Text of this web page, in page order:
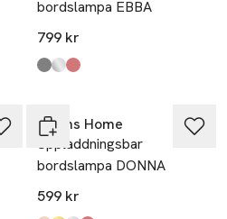
bordslampa EBBA
799 kr
Produkten finns i färgerna:
Warm Grey
Chrome
Burgundy
Åhléns Home
Uppladdningsbar
bordslampa DONNA
599 kr